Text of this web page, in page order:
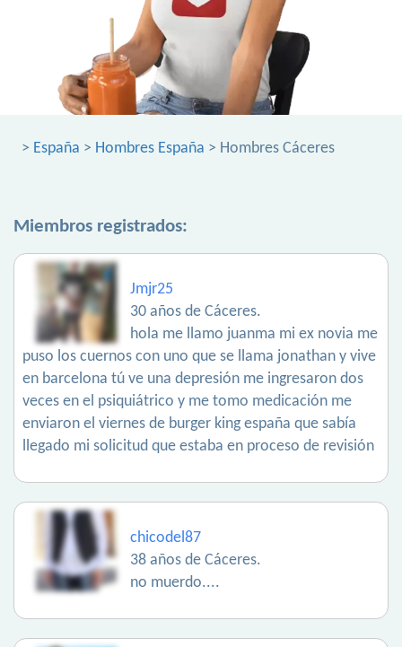
> España > Hombres España > Hombres Cáceres
Miembros registrados:
Jmjr25
30 años de Cáceres.
hola me llamo juanma mi ex novia me
puso los cuernos con uno que se llama jonathan y vive
en barcelona tú ve una depresión me ingresaron dos
veces en el psiquiátrico y me tomo medicación me
enviaron el viernes de burger king españa que sabía
llegado mi solicitud que estaba en proceso de revisión
chicodel87
38 años de Cáceres.
no muerdo....